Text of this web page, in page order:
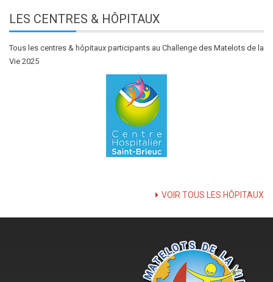
LES CENTRES & HÔPITAUX
Tous les centres & hôpitaux participants au Challenge des Matelots de la
Vie 2025
VOIR TOUS LES HÔPITAUX